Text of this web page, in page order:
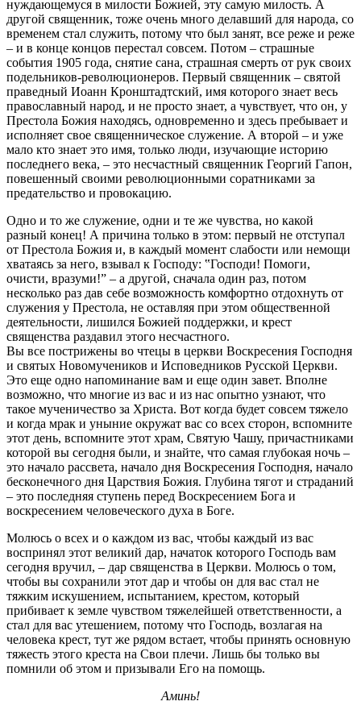
нуждающемуся в милости Божией, эту самую милость. А
другой священник, тоже очень много делавший для народа, со
временем стал служить, потому что был занят, все реже и реже
– и в конце концов перестал совсем. Потом – страшные
события 1905 года, снятие сана, страшная смерть от рук своих
подельников-революционеров. Первый священник – святой
праведный Иоанн Кронштадтский, имя которого знает весь
православный народ, и не просто знает, а чувствует, что он, у
Престола Божия находясь, одновременно и здесь пребывает и
исполняет свое священническое служение. А второй – и уже
мало кто знает это имя, только люди, изучающие историю
последнего века, – это несчастный священник Георгий Гапон,
повешенный своими революционными соратниками за
предательство и провокацию.
Одно и то же служение, одни и те же чувства, но какой
разный конец! А причина только в этом: первый не отступал
от Престола Божия и, в каждый момент слабости или немощи
хватаясь за него, взывал к Господу: ‟Господи! Помоги,
очисти, вразуми!” – а другой, сначала один раз, потом
несколько раз дав себе возможность комфортно отдохнуть от
служения у Престола, не оставляя при этом общественной
деятельности, лишился Божией поддержки, и крест
священства раздавил этого несчастного.
Вы все пострижены во чтецы в церкви Воскресения Господня
и святых Новомучеников и Исповедников Русской Церкви.
Это еще одно напоминание вам и еще один завет. Вполне
возможно, что многие из вас и из нас опытно узнают, что
такое мученичество за Христа. Вот когда будет совсем тяжело
и когда мрак и уныние окружат вас со всех сторон, вспомните
этот день, вспомните этот храм, Святую Чашу, причастниками
которой вы сегодня были, и знайте, что самая глубокая ночь –
это начало рассвета, начало дня Воскресения Господня, начало
бесконечного дня Царствия Божия. Глубина тягот и страданий
– это последняя ступень перед Воскресением Бога и
воскресением человеческого духа в Боге.
Молюсь о всех и о каждом из вас, чтобы каждый из вас
воспринял этот великий дар, начаток которого Господь вам
сегодня вручил, – дар священства в Церкви. Молюсь о том,
чтобы вы сохранили этот дар и чтобы он для вас стал не
тяжким искушением, испытанием, крестом, который
прибивает к земле чувством тяжелейшей ответственности, а
стал для вас утешением, потому что Господь, возлагая на
человека крест, тут же рядом встает, чтобы принять основную
тяжесть этого креста на Свои плечи. Лишь бы только вы
помнили об этом и призывали Его на помощь.
Аминь!